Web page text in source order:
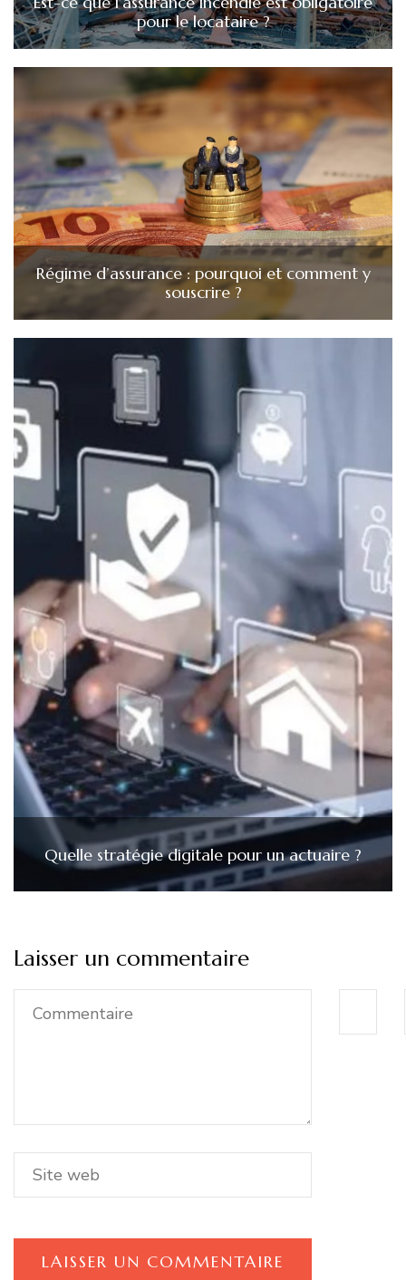
pour le locataire ?
Régime d’assurance : pourquoi et comment y
souscrire ?
Quelle stratégie digitale pour un actuaire ?
Laisser un commentaire